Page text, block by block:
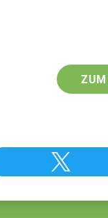
ZUM